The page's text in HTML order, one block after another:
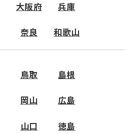
大阪府 兵庫
奈良 和歌山
鳥取 島根
岡山 広島
山口 徳島